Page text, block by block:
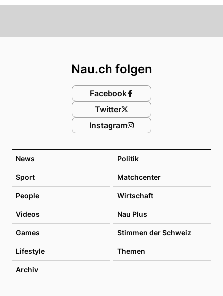
News Politik
Sport Matchcenter
People Wirtschaft
Videos Nau Plus
Games Stimmen der Schweiz
Lifestyle Themen
Archiv
Nau.ch folgen
Facebook
Twitter
Instagram